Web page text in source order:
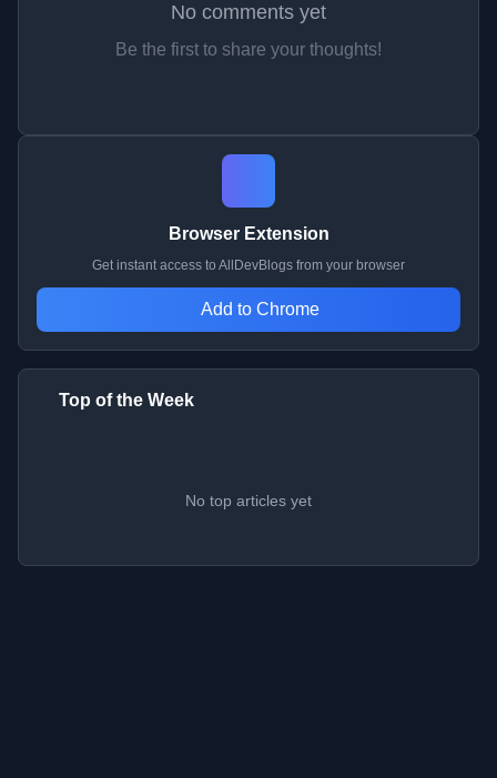
No comments yet
Be the first to share your thoughts!
Browser Extension
Get instant access to AllDevBlogs from your browser
Add to Chrome
Top of the Week
No top articles yet